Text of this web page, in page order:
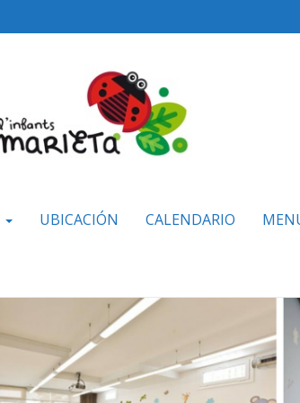
UBICACIÓN CALENDARIO